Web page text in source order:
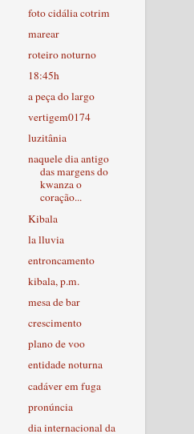
foto cidália cotrim
marear
roteiro noturno
18:45h
a peça do largo
vertigem0174
luzitânia
naquele dia antigo
das margens do
kwanza o
coração...
Kibala
la lluvia
entroncamento
kibala, p.m.
mesa de bar
crescimento
plano de voo
entidade noturna
cadáver em fuga
pronúncia
dia internacional da